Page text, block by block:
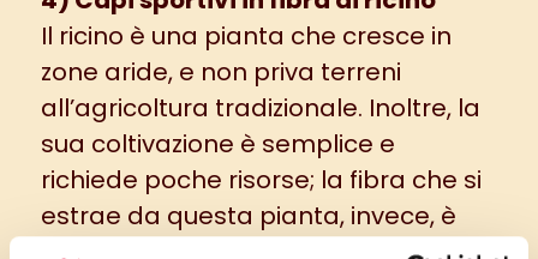
Il ricino è una pianta che cresce in
zone aride, e non priva terreni
all’agricoltura tradizionale. Inoltre, la
sua coltivazione è semplice e
richiede poche risorse; la fibra che si
estrae da questa pianta, invece, è
molto traspirante e assorbe acqua,